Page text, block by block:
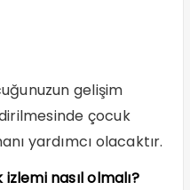
gelişim
çocuk
yardımcı olacaktır.
nasıl olmalı?